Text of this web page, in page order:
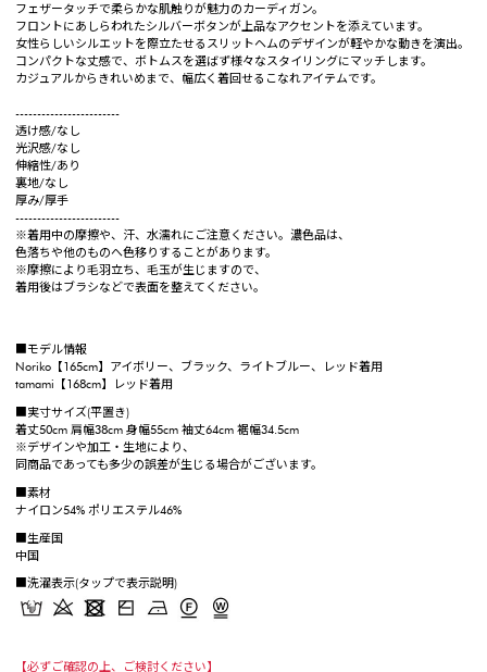
フェザータッチで柔らかな肌触りが魅力のカーディガン。
フロントにあしらわれたシルバーボタンが上品なアクセントを添えています。
女性らしいシルエットを際立たせるスリットヘムのデザインが軽やかな動きを演出。
コンパクトな丈感で、ボトムスを選ばず様々なスタイリングにマッチします。
カジュアルからきれいめまで、幅広く着回せるこなれアイテムです。
------------------------
透け感/なし
光沢感/なし
伸縮性/あり
裏地/なし
厚み/厚手
------------------------
※着用中の摩擦や、汗、水濡れにご注意ください。濃色品は、
色落ちや他のものへ色移りすることがあります。
※摩擦により毛羽立ち、毛玉が生じますので、
着用後はブラシなどで表面を整えてください。
■モデル情報
Noriko【165cm】アイボリー、ブラック、ライトブルー、レッド着用
tamami【168cm】レッド着用
■実寸サイズ(平置き)
着丈50cm 肩幅38cm 身幅55cm 袖丈64cm 裾幅34.5cm
※デザインや加工・生地により、
同商品であっても多少の誤差が生じる場合がございます。
■素材
ナイロン54% ポリエステル46%
■生産国
中国
■洗濯表示(タップで表示説明)
【必ずご確認の上、ご検討ください】